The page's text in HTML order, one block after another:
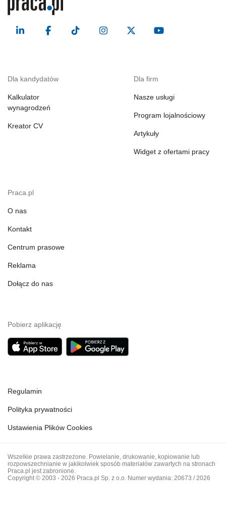
Dla kandydatów
Kalkulator
wynagrodzeń
Kreator CV
Dla firm
Nasze usługi
Program lojalnościowy
Artykuły
Widget z ofertami pracy
Praca.pl
O nas
Kontakt
Centrum prasowe
Reklama
Dołącz do nas
Pobierz aplikację
Regulamin
Polityka prywatności
Ustawienia Plików Cookies
Wszelkie prawa zastrzeżone. Powielanie, drukowanie, kopiowanie lub
rozpowszechnianie w jakikolwiek sposób materiałów zawartych na stronach
Praca.pl jest zabronione.
Copyright © 2003 - 2026 Praca.pl Sp. z o.o. Numer wydania: 20673 / 2026